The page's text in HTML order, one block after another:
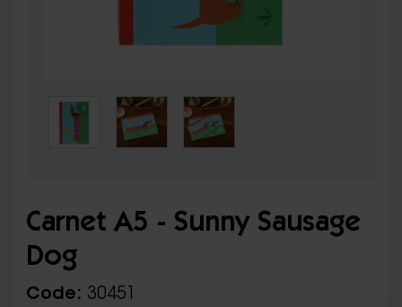
Carnet A5 - Sunny Sausage
Dog
Code: 30451